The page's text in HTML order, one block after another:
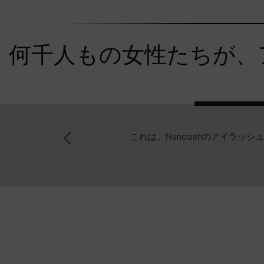
何千人もの女性たちが
これは、Nanolashのアイラッシ